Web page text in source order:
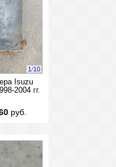
1/10
Isuzu
2004 гг.
руб.